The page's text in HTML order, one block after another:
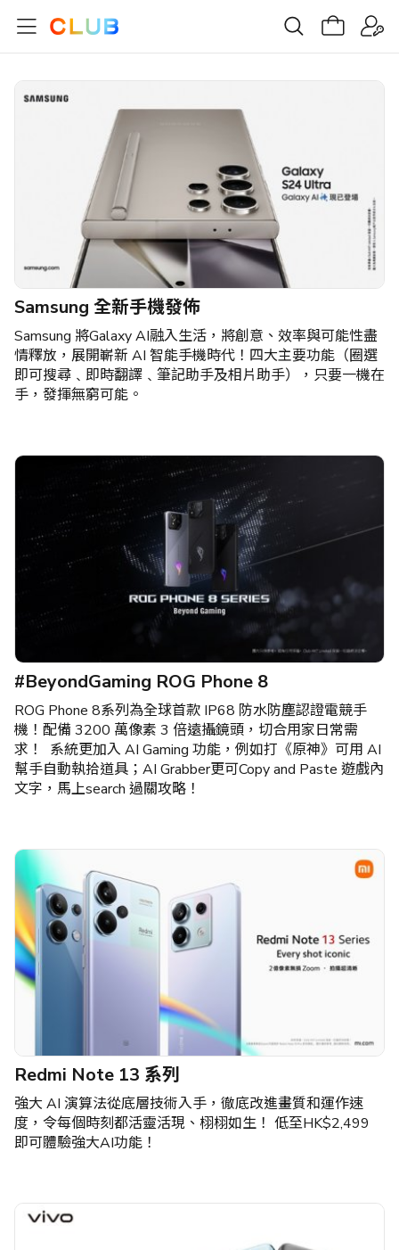
Samsung 全新手機發佈
Samsung 將Galaxy AI融入生活，將創意、效率與可能性盡
情釋放，展開嶄新 AI 智能手機時代！四大主要功能（圈選
即可搜尋﹑即時翻譯﹑筆記助手及相片助手），只要一機在
手，發揮無窮可能。
#BeyondGaming ROG Phone 8
ROG Phone 8系列為全球首款 IP68 防水防塵認證電競手
機！配備 3200 萬像素 3 倍遠攝鏡頭，切合用家日常需
求！ 系統更加入 AI Gaming 功能，例如打《原神》可用 AI
幫手自動執拾道具；AI Grabber更可Copy and Paste 遊戲內
文字，馬上search 過關攻略！
Redmi Note 13 系列
強大 AI 演算法從底層技術入手，徹底改進畫質和運作速
度，令每個時刻都活靈活現、栩栩如生！ 低至HK$2,499
即可體驗強大AI功能！